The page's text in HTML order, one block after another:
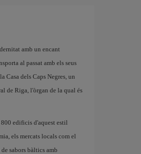
amb un encant
al passat amb els seus
Casa dels Caps Negres, un
de Riga, l'òrgan de la qual és
edificis d'aquest estil
els mercats locals com el
sabors bàltics amb